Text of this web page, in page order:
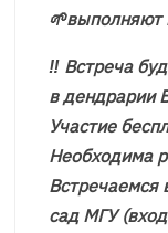
‼️ Встреча
в дендрарии
Участие
Необходима
Встречаемся
сад МГУ